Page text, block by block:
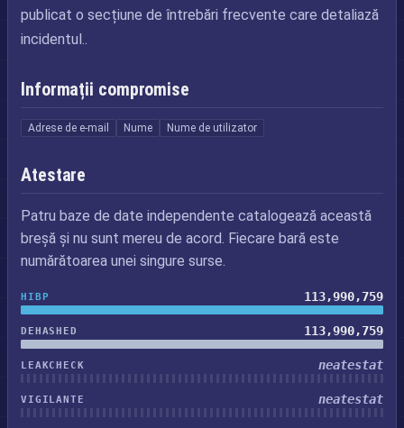
publicat o secțiune de întrebări frecvente care detaliază
incidentul..
Informații compromise
Adrese de e-mail Nume Nume de utilizator
Atestare
Patru baze de date independente catalogează această
breșă și nu sunt mereu de acord. Fiecare bară este
numărătoarea unei singure surse.
HIBP 113,990,759
DEHASHED 113,990,759
LEAKCHECK neatestat
VIGILANTE neatestat